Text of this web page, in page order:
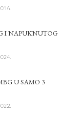
I NAPUKNUTOG
U SAMO 3